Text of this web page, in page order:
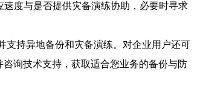
度与是否提供灾备演练协助，必要时寻求
持异地备份和灾备演练。对企业用户还可
询技术支持，获取适合您业务的备份与防